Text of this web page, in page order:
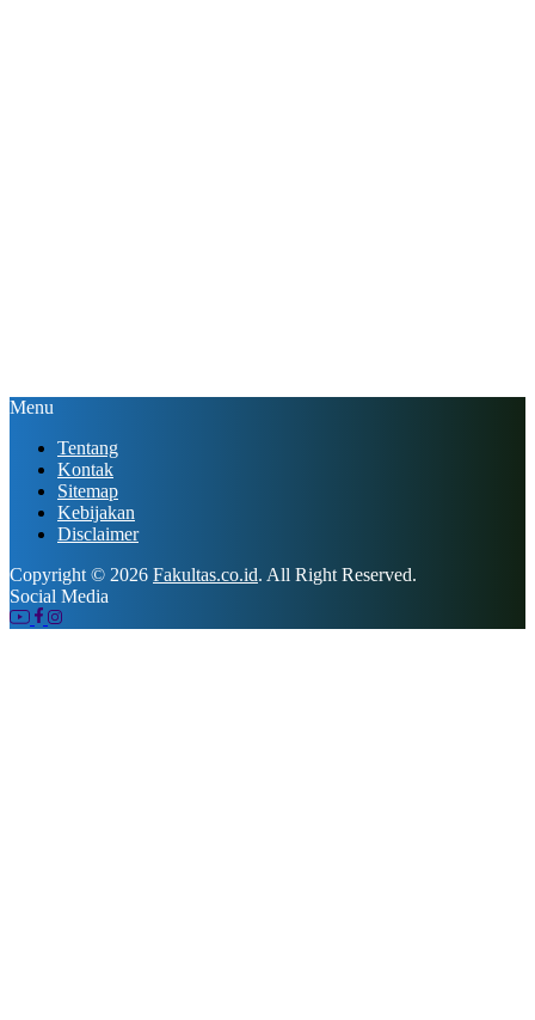
Menu
Tentang
Kontak
Sitemap
Kebijakan
Disclaimer
Copyright © 2026 Fakultas.co.id. All Right Reserved.
Social Media